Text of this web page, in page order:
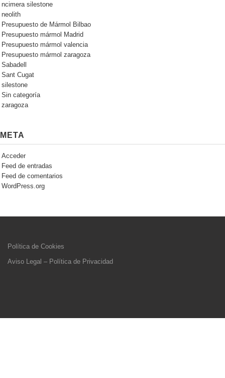
ncimera silestone
neolith
Presupuesto de Mármol Bilbao
Presupuesto mármol Madrid
Presupuesto mármol valencia
Presupuesto mármol zaragoza
Sabadell
Sant Cugat
silestone
Sin categoría
zaragoza
META
Acceder
Feed de entradas
Feed de comentarios
WordPress.org
Política de Cookies
Aviso Legal – Política de Privacidad